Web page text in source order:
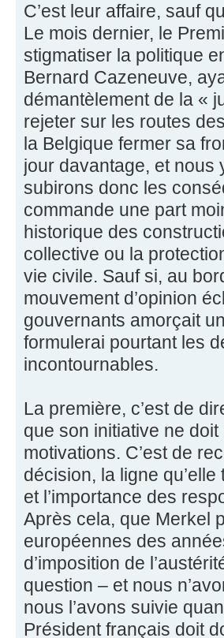
C’est leur affaire, sauf
Le mois dernier, le
stigmatiser la politique
Bernard Cazeneuve,
démantèlement de la «
rejeter sur les routes
la Belgique fermer sa
jour davantage, et nous
subirons donc les
commande une part
historique des
collective ou la
vie civile. Sauf si, au
mouvement d’opinion
gouvernants amorçait
formulerai pourtant les
incontournables.
La première, c’est de
que son initiative ne
motivations. C’est de
décision, la ligne
et l’importance des
Après cela, que Merkel
européennes des
d’imposition de
question – et nous
nous l’avons suivie
Président français doit